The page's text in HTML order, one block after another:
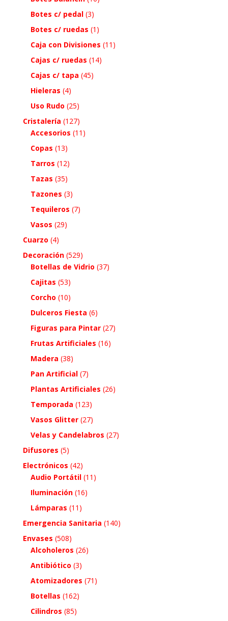
Botes c/ pedal (3)
Botes c/ ruedas (1)
Caja con Divisiones (11)
Cajas c/ ruedas (14)
Cajas c/ tapa (45)
Hieleras (4)
Uso Rudo (25)
Cristalería (127)
Accesorios (11)
Copas (13)
Tarros (12)
Tazas (35)
Tazones (3)
Tequileros (7)
Vasos (29)
Cuarzo (4)
Decoración (529)
Botellas de Vidrio (37)
Cajitas (53)
Corcho (10)
Dulceros Fiesta (6)
Figuras para Pintar (27)
Frutas Artificiales (16)
Madera (38)
Pan Artificial (7)
Plantas Artificiales (26)
Temporada (123)
Vasos Glitter (27)
Velas y Candelabros (27)
Difusores (5)
Electrónicos (42)
Audio Portátil (11)
Iluminación (16)
Lámparas (11)
Emergencia Sanitaria (140)
Envases (508)
Alcoholeros (26)
Antibiótico (3)
Atomizadores (71)
Botellas (162)
Cilindros (85)